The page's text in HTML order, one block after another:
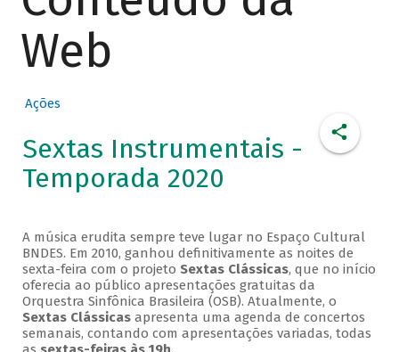
Web
Ações
Sextas Instrumentais -
Temporada 2020
A música erudita sempre teve lugar no Espaço Cultural
BNDES. Em 2010, ganhou definitivamente as noites de
sexta-feira com o projeto Sextas Clássicas, que no início
oferecia ao público apresentações gratuitas da
Orquestra Sinfônica Brasileira (OSB). Atualmente, o
Sextas Clássicasapresenta uma agenda de concertos
semanais, contando com apresentações variadas, todas